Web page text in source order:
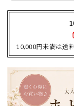
10,000円未満は送